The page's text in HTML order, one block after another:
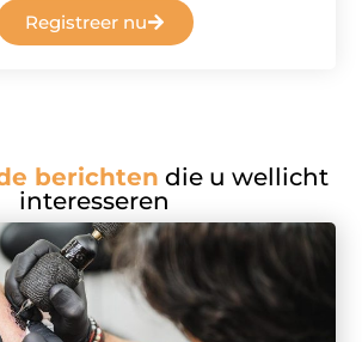
Registreer nu
berichten die u wellicht
interesseren